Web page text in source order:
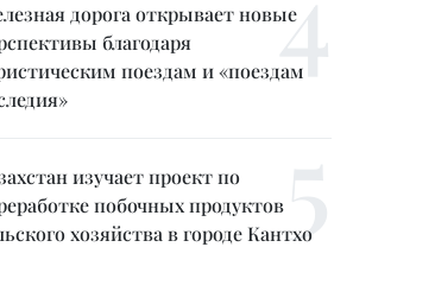
дорога открывает новые
благодаря
поездам и «поездам
изучает проект по
побочных продуктов
хозяйства в городе Кантхо